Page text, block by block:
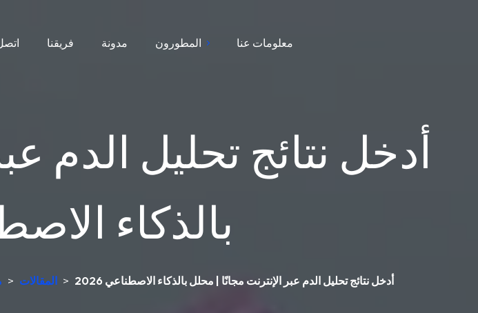
فريقنا مدونة المطورون معلومات عنا
أدخل نتائج تحليل الدم
بالذكاء
> المقالات > أدخل نتائج تحليل الدم عبر الإنترنت مجانًا | محلل بالذكاء الاصطناعي 2026